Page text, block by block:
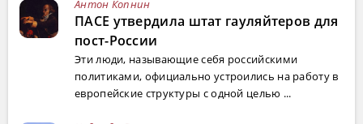
Антон Копнин
ПАСЕ утвердила штат гауляйтеров для
пост-России
Эти люди, называющие себя российскими
политиками, официально устроились на работу в
европейские структуры с одной целью ...